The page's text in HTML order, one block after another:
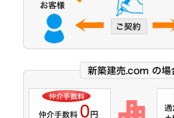
大阪モノレール線
大阪モノレール彩都線
大阪市営今里筋線